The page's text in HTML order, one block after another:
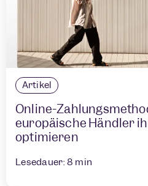
Artikel
Online-
europäische Händler
optimieren
Lesedauer: 8 min